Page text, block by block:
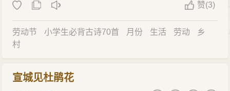
赞(3)
劳动节 小学生必背古诗70首 月份 生活 劳动
乡
村
宣城见杜鹃花